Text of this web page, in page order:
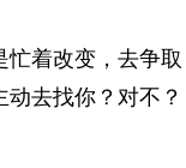
着改变，去争
去找你？对不？